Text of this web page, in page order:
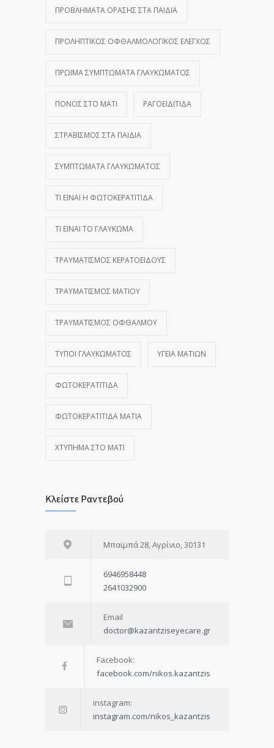
ΠΡΟΒΛΉΜΑΤΑ ΌΡΑΣΗΣ ΣΤΑ ΠΑΙΔΙΆ
ΠΡΟΛΗΠΤΙΚΌΣ ΟΦΘΑΛΜΟΛΟΓΙΚΌΣ ΈΛΕΓΧΟΣ
ΠΡΏΙΜΑ ΣΥΜΠΤΏΜΑΤΑ ΓΛΑΥΚΏΜΑΤΟΣ
ΠΌΝΟΣ ΣΤΟ ΜΆΤΙ ΡΑΓΟΕΙΔΊΤΙΔΑ
ΣΤΡΑΒΙΣΜΌΣ ΣΤΑ ΠΑΙΔΙΆ
ΣΥΜΠΤΏΜΑΤΑ ΓΛΑΥΚΏΜΑΤΟΣ
ΤΙ ΕΊΝΑΙ Η ΦΩΤΟΚΕΡΑΤΊΤΙΔΑ
ΤΙ ΕΊΝΑΙ ΤΟ ΓΛΑΎΚΩΜΑ
ΤΡΑΥΜΑΤΙΣΜΌΣ ΚΕΡΑΤΟΕΙΔΟΎΣ
ΤΡΑΥΜΑΤΙΣΜΌΣ ΜΑΤΙΟΎ
ΤΡΑΥΜΑΤΙΣΜΌΣ ΟΦΘΑΛΜΟΎ
ΤΎΠΟΙ ΓΛΑΥΚΏΜΑΤΟΣ ΥΓΕΊΑ ΜΑΤΙΏΝ
ΦΩΤΟΚΕΡΑΤΊΤΙΔΑ
ΦΩΤΟΚΕΡΑΤΊΤΙΔΑ ΜΆΤΙΑ
ΧΤΎΠΗΜΑ ΣΤΟ ΜΆΤΙ
Κλείστε Ραντεβού
Μπαϊμπά 28, Αγρίνιο, 30131
6946958448
2641032900
Email
doctor@kazantziseyecare.gr
Facebook:
facebook.com/nikos.kazantzis
instagram:
instagram.com/nikos_kazantzis